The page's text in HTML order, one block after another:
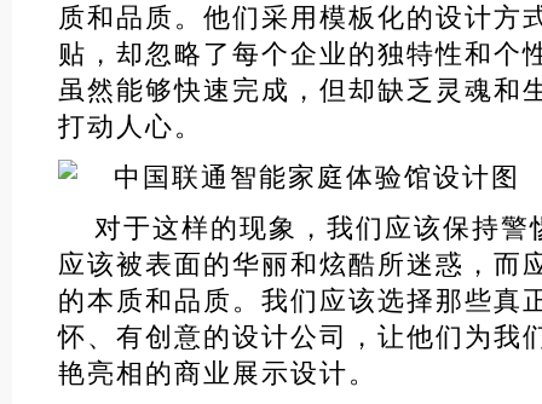
质和品质。他们采用模板化的设计方
贴，却忽略了每个企业的独特性和个
虽然能够快速完成，但却缺乏灵魂和
打动人心。
对于这样的现象，我们应该保持警
应该被表面的华丽和炫酷所迷惑，而
的本质和品质。我们应该选择那些真
怀、有创意的设计公司，让他们为我
艳亮相的商业展示设计。